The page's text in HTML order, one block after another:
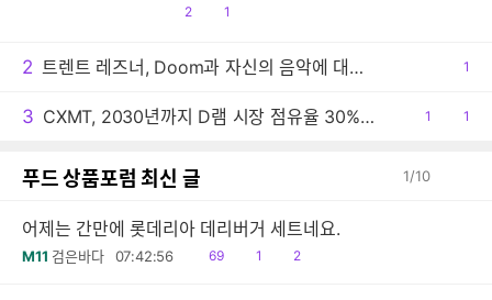
공
2
댓1
2 트렌트 레즈너, Doom과 자신의 음악에 대한 생각 밝혀
공1
3 CXMT, 2030년까지 D램 시장 점유율 30% 목표
공1
댓1
푸드 상품포럼 최신 글 1/10
어제는 간만에 롯데리아 데리버거 세트네요.
M11 검은바다 07:42:56
읽
69
공1
댓
2